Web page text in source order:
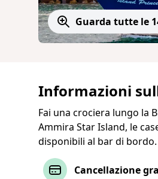
Guarda tutte le
Informazioni
Fai una crociera lungo la
Ammira Star Island, le
disponibili al bar di bordo.
Cancellazione